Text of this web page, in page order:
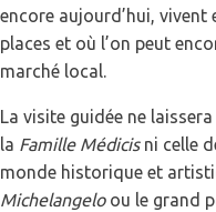
encore aujourd’hui, vivent
places et où l’on peut
marché local.
La visite guidée ne
la Famille Médicisni celle
monde historique et
Michelangeloou le grand